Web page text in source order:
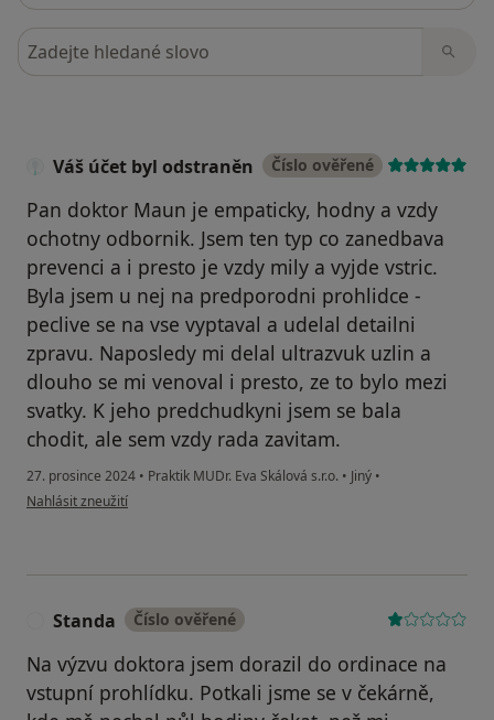
Hledejte v názorech
Váš účet byl odstraněn Číslo ověřené
Pan doktor Maun je empaticky, hodny a vzdy
ochotny odbornik. Jsem ten typ co zanedbava
prevenci a i presto je vzdy mily a vyjde vstric.
Byla jsem u nej na predporodni prohlidce -
peclive se na vse vyptaval a udelal detailni
zpravu. Naposledy mi delal ultrazvuk uzlin a
dlouho se mi venoval i presto, ze to bylo mezi
svatky. K jeho predchudkyni jsem se bala
chodit, ale sem vzdy rada zavitam.
27. prosince 2024 • Praktik MUDr. Eva Skálová s.r.o. • Jiný •
podle názoru uživatele Váš účet byl odstraněn
Nahlásit zneužití
Standa Číslo ověřené
Na výzvu doktora jsem dorazil do ordinace na
vstupní prohlídku. Potkali jsme se v čekárně,